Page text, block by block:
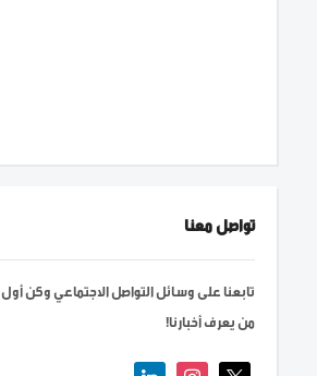
تواصل معنا
تابعنا على وسائل التواصل الاجتماعي وكن أول
من يعرف أخبارنا!